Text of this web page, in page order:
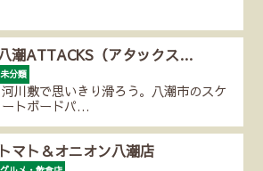
潮ATTACKS（アタックス…
未分類
河川敷で思いきり滑ろう。八潮市のスケ
ートボードパ…
トマト＆オニオン八潮店